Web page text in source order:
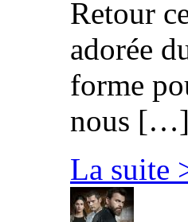
Retour
adorée
forme
nous […]
La suite